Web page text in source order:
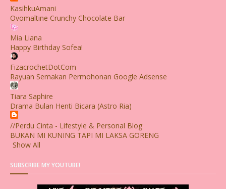
KasihkuAmani
Ovomaltine Crunchy Chocolate Bar
Mia Liana
Happy Birthday Sofea!
FizacrochetDotCom
Rayuan Semakan Permohonan Google Adsense
Tiara Saphire
Drama Bulan Henti Bicara (Astro Ria)
//Perdu Cinta - Lifestyle & Personal Blog
BUKAN MI KUNING TAPI MI LAKSA GORENG
Show All
SUBSCRIBE MY YOUTUBE!